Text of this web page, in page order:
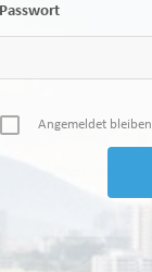
Angemeldet bleiben